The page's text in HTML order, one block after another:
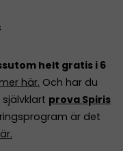
helt gratis i 6
här. Och har du
prova Spiris
är det